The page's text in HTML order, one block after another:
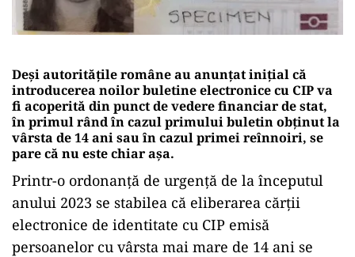
Deși autoritățile române au anunțat inițial că
introducerea noilor buletine electronice cu CIP va
fi acoperită din punct de vedere financiar de stat,
în primul rând în cazul primului buletin obținut la
vârsta de 14 ani sau în cazul primei reînnoiri, se
pare că nu este chiar așa.
Printr-o ordonanță de urgență de la începutul
anului 2023 se stabilea că eliberarea cărții
electronice de identitate cu CIP emisă
persoanelor cu vârsta mai mare de 14 ani se